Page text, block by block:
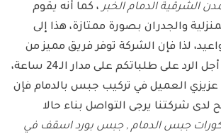
الشرقية الدمام الخبر ، كما أنه يقوم
والجدران بصورة ممتازة، هذا إلى
لذا فإن الشركة توفر فريق مميز من
خدمة العملاء من أجل الرد على طلباتكم على مدار الـ24 ساعة،
عزيزي العميل في تركيب جبس بالدمام فإن
شركتنا يرجى التواصل بناء حالا
جبس الدمام , جبس بورد اسقف في